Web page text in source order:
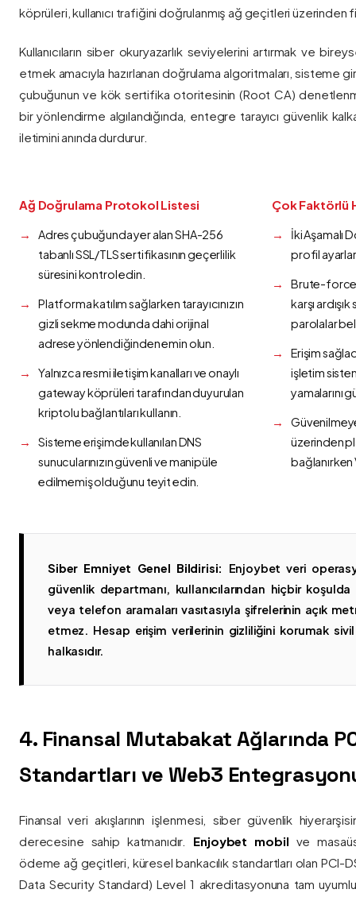
köprüleri, kullanıcı trafiğini doğrulanmış ağ geçitleri üzerinden
Kullanıcıların siber okuryazarlık seviyelerini artırmak ve
etmek amacıyla hazırlanan doğrulama algoritmaları, sisteme
çubuğunun ve kök sertifika otoritesinin (Root CA)
bir yönlendirme algılandığında, entegre tarayıcı güvenlik
iletimini anında durdurur.
Ağ Doğrulama Protokol Listesi
Adres çubuğunda yer alan SHA-256
tabanlı SSL/TLS sertifikasının geçerlilik
süresini kontrol edin.
Platforma katılım sağlarken tarayıcınızın
gizli sekme modunda dahi orijinal
adrese yönlendiğinden emin olun.
Yalnızca resmi iletişim kanalları ve onaylı
gateway köprüleri tarafından duyurulan
kriptolu bağlantıları kullanın.
Sisteme erişimde kullanılan DNS
sunucularınızın güvenli ve manipüle
edilmemiş olduğunu teyit edin.
Çok Faktörlü
İki Aşamalı
profil
Brute-force
karşı
parolalar
Erişim
işletim
yamalarını
üzerinden
bağlanırken
Siber Emniyet Genel Bildirisi:
Enjoybet veri
güvenlik departmanı, kullanıcılarından hiçbir
veya telefon aramaları vasıtasıyla şifrelerinin açık
etmez. Hesap erişim verilerinin gizliliğini korumak
halkasıdır.
4. Finansal Mutabakat Ağlarında
Standartları ve Web3
Finansal veri akışlarının işlenmesi, siber güvenlik
derecesine sahip katmanıdır. Enjoybet mobil ve
ödeme ağ geçitleri, küresel bankacılık standartları olan PCI-
Data Security Standard) Level 1 akreditasyonuna tam